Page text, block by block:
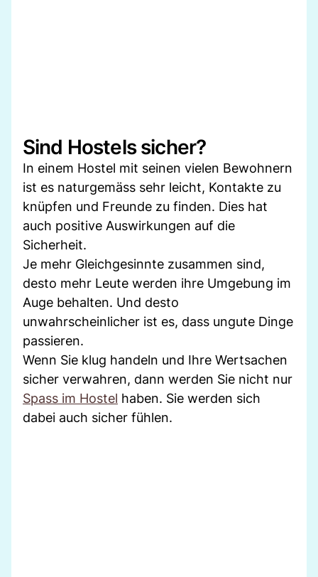
Sind Hostels sicher?
In einem Hostel mit seinen vielen Bewohnern
ist es naturgemäss sehr leicht, Kontakte zu
knüpfen und Freunde zu finden. Dies hat
auch positive Auswirkungen auf die
Sicherheit.
Je mehr Gleichgesinnte zusammen sind,
desto mehr Leute werden ihre Umgebung im
Auge behalten. Und desto
unwahrscheinlicher ist es, dass ungute Dinge
passieren.
Wenn Sie klug handeln und Ihre Wertsachen
sicher verwahren, dann werden Sie nicht nur
Spass im Hostel haben. Sie werden sich
dabei auch sicher fühlen.